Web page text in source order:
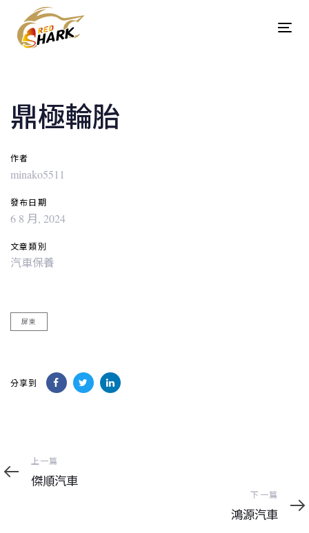
links
content
鼎極輪胎
作者
minako5511
發布日期
6 8 月, 2024
文章類別
汽車保養
屏東
分享到
navigation
上
一
篇
上一篇
傑順汽車
一
篇
下一篇
鴻源汽車